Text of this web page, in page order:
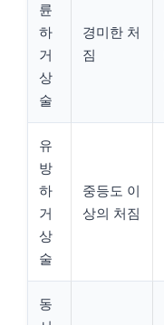
륜
하
거
상
술
경미한 처
짐
유
방
하
거
상
술
중등도 이
상의 처짐
동